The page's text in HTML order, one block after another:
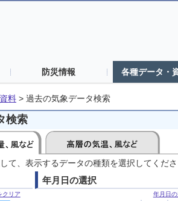
防災情報 各種データ・
料 > 過去の気象データ検索
検索
て、表示するデータの種類を選択してくだ
クリア
年月日の選択
年月日